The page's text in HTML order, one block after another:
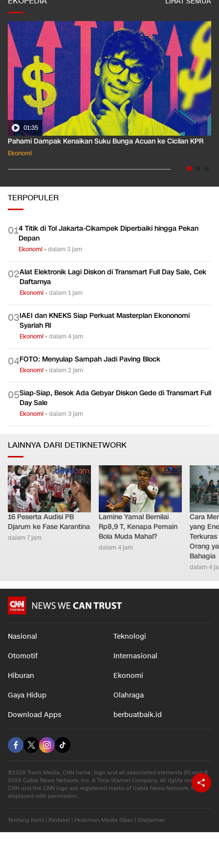
01:35
Pahami Dampak Kenaikan Suku Bunga Acuan ke Cicilan KPR
Ekonomi
TERPOPULER
014 Titik di Tol Jakarta-Cikampek Diperbaiki hingga Pekan
Depan
Ekonomi •dalam 3 jam
02Alat Elektronik Lagi Diskon di Transmart Full Day Sale, Cek
Daftarnya
Ekonomi •dalam 1 jam
03IAEI dan KNEKS Siap Perkuat Masterplan Ekononomi
Syariah RI
Ekonomi •dalam 4 jam
04FOTO: Menyulap Sampah Jadi Paving Block
Ekonomi •dalam 2 jam
05Siap-Siap, Besok Ada Gebyar Diskon Gede di Transmart Full
Day Sale
Ekonomi •dalam 3 jam
LAINNYA DARI DETIKNETWORK
16 Peserta Audisi PB
Djarum ke Fase Karantina
dalam 7 jam
Lamine Yamal Bernilai
Rp8,9 T, Kenapa Pemain
Bola Muda Mahal?
dalam 4 jam
Cara
yang
Orang
Bahagia
dalam 4
Nasional Teknologi
Otomotif Internasional
Hiburan Ekonomi
Gaya Hidup Olahraga
Download Apps berbuatbaik.id
©2026 Trans Media, CNN name, logo and all associated elements (R) and ©
2026 Cable News Network, Inc. A Time Warner Company. All rights reserved.
CNN and the CNN logo are registered marks of Cable News Network, Inc.,
displayed with permission.
Tentang Kami Redaksi Pedoman Media Siber Disclaimer